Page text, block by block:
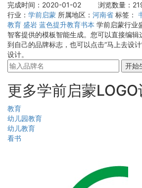
完成时间：2020-01-02
浏览数量：
行业： 学前启蒙 所属地区： 河南省 标签：
教育 盛岩 蓝色提升教育书本 学前启蒙行业
智客提供的模板智能生成。您可以直接编
到自己的品牌标志，也可以点击“马上去设
设计。
开始
更多学前启蒙LOGO
教育
幼儿园教育
幼儿教育
看书